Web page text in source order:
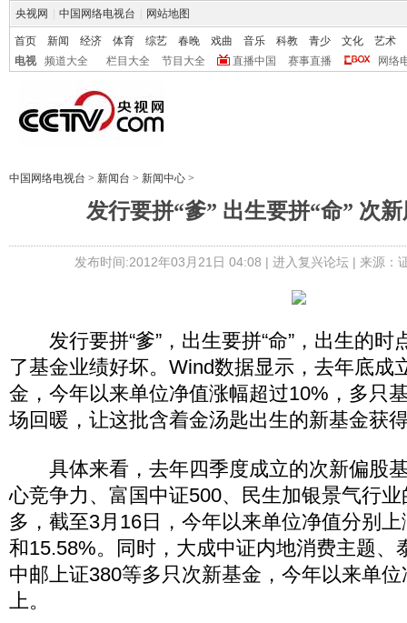
央视网 中国网络电视台 网站地图
首页 新闻 经济 体育 综艺 春晚 戏曲 音乐 科教 青少 文化
艺术
电视
频道大全 栏目大全 节目大全 直播中国 赛事直播 网络
中国网络电视台 > 新闻台 > 新闻中心 >
发行要拼“爹” 出生要拼“命” 次
发布时间:2012年03月21日 04:08 | 进入复兴论坛| 来源：
发行要拼“爹”，出生要拼“命”，出生的时
了基金业绩好坏。Wind数据显示，去年底成
金，今年以来单位净值涨幅超过10%，多只
场回暖，让这批含着金汤匙出生的新基金获
具体来看，去年四季度成立的次新偏股
心竞争力、富国中证500、民生加银景气行
多，截至3月16日，今年以来单位净值分别
和15.58%。同时，大成中证内地消费主题、
中邮上证380等多只次新基金，今年以来单
上。